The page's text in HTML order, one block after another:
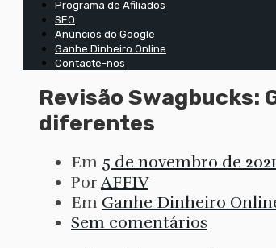
Programa de Afiliados
SEO
Anúncios do Google
Ganhe Dinheiro Online
Contacte-nos
Revisão Swagbucks:
diferentes
Em 5 de novembro de 2021
Por AFFIV
Em Ganhe Dinheiro
Sem comentários